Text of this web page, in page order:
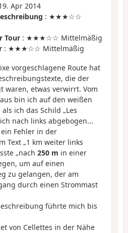
Apr 2014
: ★★★☆☆
Tour : ★★★☆☆ Mittelmäßig
: ★★★☆☆ Mittelmäßig
vorgeschlagene Route hat
die der
waren, etwas verwirrt. Vom
bin ich auf den weißen
ich das Schild „Les
nach links abgebogen...
Fehler in der
Text „1 km weiter links
„nach 250 m in einer
um auf einen
zu gelangen, der am
durch einen Strommast
führte mich bis
von Cellettes in der Nähe